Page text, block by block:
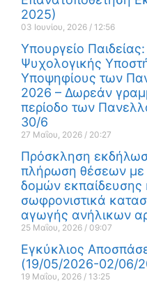
2025)
03 Ιουνίου, 2026 12:56
Υπουργείο
Ψυχολογικής
Υποψηφίους των
2026 – Δωρεάν
περίοδο των
30/6
27 Μαΐου, 2026 20:27
Πρόσκληση
πλήρωση θέσεων με
δομών εκπαίδευσης
σωφρονιστικά
αγωγής ανήλικων
25 Μαΐου, 2026 09:07
Εγκύκλιος
(19/05/2026-02/06/
19 Μαΐου, 2026 13:25